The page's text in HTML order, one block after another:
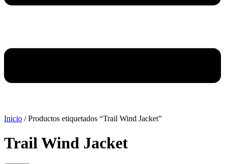
Inicio / Productos etiquetados “Trail Wind Jacket”
Trail Wind Jacket